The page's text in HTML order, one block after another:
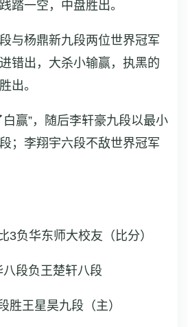
踏一空，中盘胜出。
与杨鼎新九段两位世界冠军
错出，大杀小输赢，执黑的
出。
赢”，随后李轩豪九段以最小
；李翔宇六段不敌世界冠军
3负华东师大校友 （比分）
八段负王楚轩八段
胜王星昊九段（主）